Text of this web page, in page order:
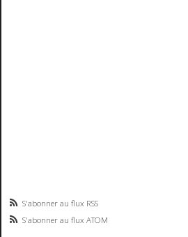
S'abonner au flux RSS
S'abonner au flux ATOM